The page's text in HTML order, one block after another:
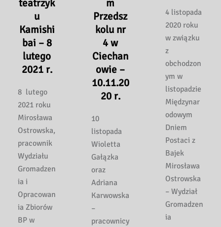
teatrzyk
u
Kamishi
bai – 8
lutego
2021 r.
8 lutego
2021 roku
Mirosława
Ostrowska,
pracownik
Wydziału
Gromadzen
ia i
Opracowan
ia Zbiorów
BP w
m
Przedsz
kolu nr
4 w
Ciechan
owie –
10.11.20
20 r.
10
listopada
Wioletta
Gałązka
oraz
Adriana
Karwowska
–
pracownicy
4 listopada
2020 roku
w związku
z
obchodzon
ym w
listopadzie
Międzynar
odowym
Dniem
Postaci z
Bajek
Mirosława
Ostrowska
– Wydział
Gromadzen
ia